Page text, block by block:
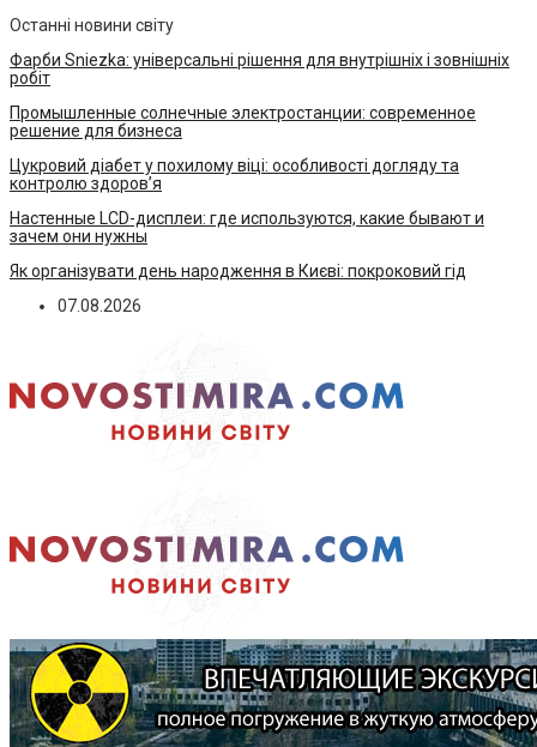
Останні новини світу
Фарби Sniezka: універсальні рішення для внутрішніх і зовнішніх
робіт
Промышленные солнечные электростанции: современное
решение для бизнеса
Цукровий діабет у похилому віці: особливості догляду та
контролю здоров’я
Настенные LCD-дисплеи: где используются, какие бывают и
зачем они нужны
Як організувати день народження в Києві: покроковий гід
07.08.2026